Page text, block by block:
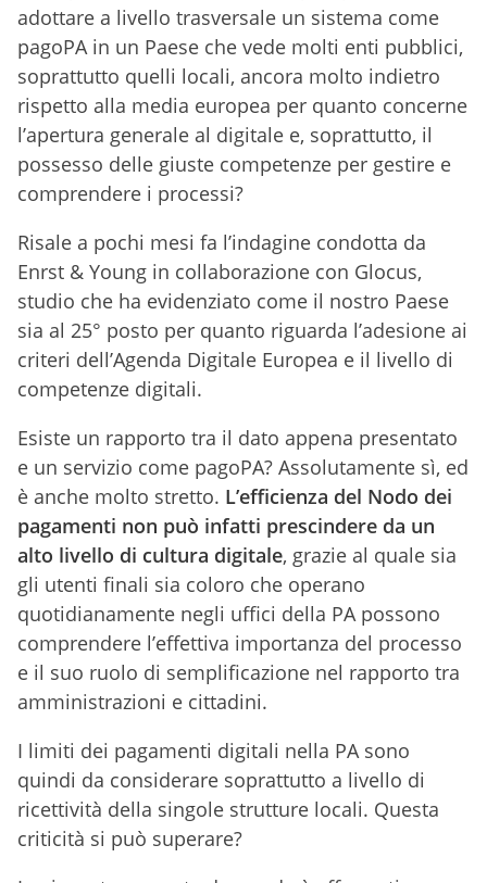
adottare a livello trasversale un sistema come
pagoPA in un Paese che vede molti enti pubblici,
soprattutto quelli locali, ancora molto indietro
rispetto alla media europea per quanto concerne
l’apertura generale al digitale e, soprattutto, il
possesso delle giuste competenze per gestire e
comprendere i processi?
Risale a pochi mesi fa l’indagine condotta da
Enrst & Young in collaborazione con Glocus,
studio che ha evidenziato come il nostro Paese
sia al 25° posto per quanto riguarda l’adesione ai
criteri dell’Agenda Digitale Europea e il livello di
competenze digitali.
Esiste un rapporto tra il dato appena presentato
e un servizio come pagoPA? Assolutamente sì, ed
è anche molto stretto. L’efficienza del Nodo dei
pagamenti non può infatti prescindere da un
alto livello di cultura digitale, grazie al quale sia
gli utenti finali sia coloro che operano
quotidianamente negli uffici della PA possono
comprendere l’effettiva importanza del processo
e il suo ruolo di semplificazione nel rapporto tra
amministrazioni e cittadini.
I limiti dei pagamenti digitali nella PA sono
quindi da considerare soprattutto a livello di
ricettività della singole strutture locali. Questa
criticità si può superare?